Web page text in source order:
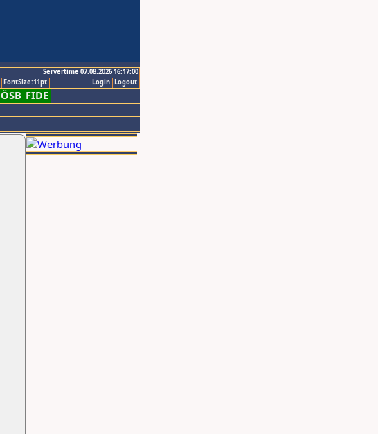
Servertime 07.08.2026 16:17:00
Logout
Login
FontSize:11pt
ÖSB FIDE